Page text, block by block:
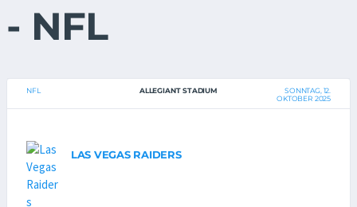
- NFL
NFL ALLEGIANT STADIUM
SONNTAG, 12.
OKTOBER 2025
LAS VEGAS RAIDERS